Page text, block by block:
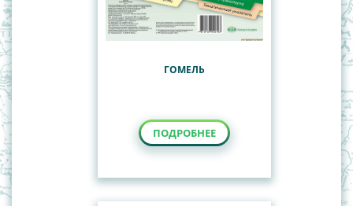
ГОМЕЛЬ
ПОДРОБНЕЕ